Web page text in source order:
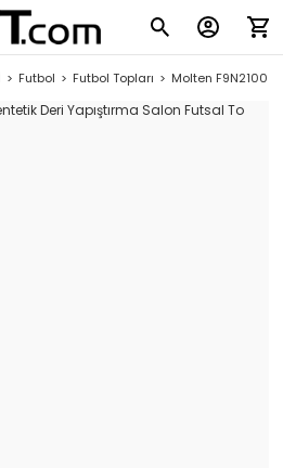
Futbol Futbol Topları Molten F9N2100